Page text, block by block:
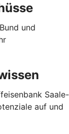
und
Saale-
auf und